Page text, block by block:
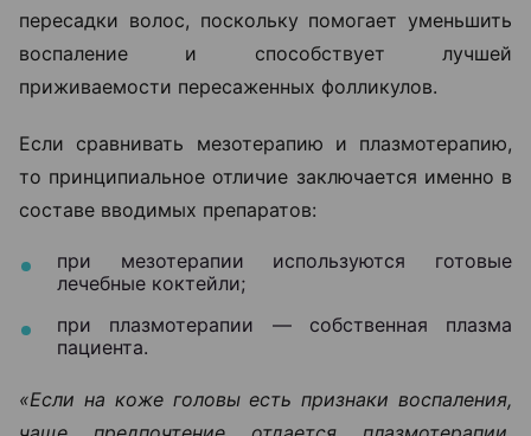
пересадки волос, поскольку помогает уменьшить
воспаление и способствует лучшей
приживаемости пересаженных фолликулов.
Если сравнивать мезотерапию и плазмотерапию,
то принципиальное отличие заключается именно в
составе вводимых препаратов:
при мезотерапии используются готовые
лечебные коктейли;
при плазмотерапии — собственная плазма
пациента.
«Если на коже головы есть признаки воспаления,